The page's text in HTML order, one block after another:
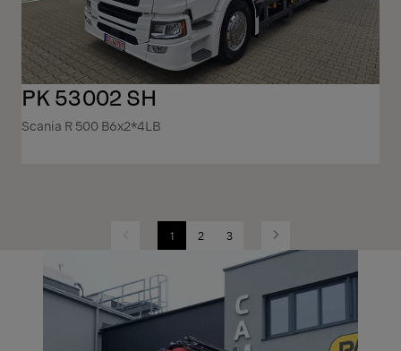
PK 53002 SH
Scania R 500 B6x2*4LB
Previous 1 2 3 Next